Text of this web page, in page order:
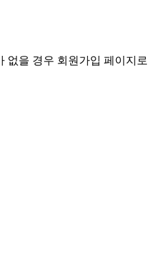
없을 경우 회원가입 페이지로